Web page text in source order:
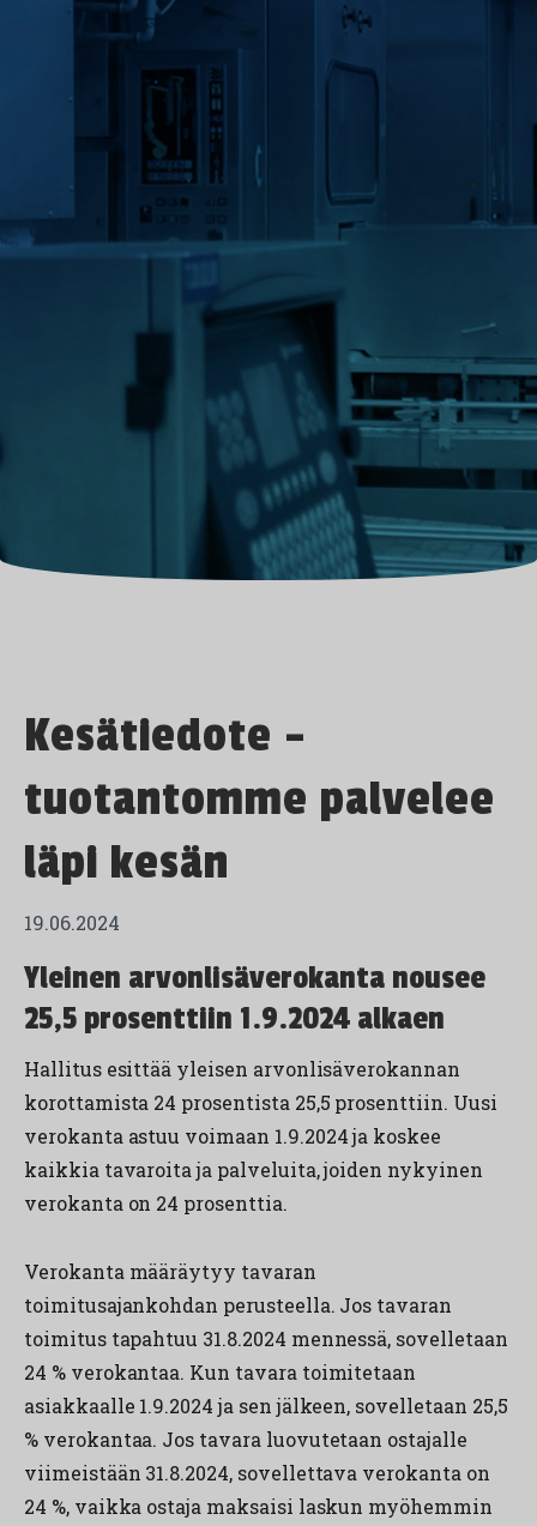
Kesätiedote –
tuotantomme palvelee
läpi kesän
19.06.2024
Yleinen arvonlisäverokanta nousee
25,5 prosenttiin 1.9.2024 alkaen
Hallitus esittää yleisen arvonlisäverokannan
korottamista 24 prosentista 25,5 prosenttiin. Uusi
verokanta astuu voimaan 1.9.2024 ja koskee
kaikkia tavaroita ja palveluita, joiden nykyinen
verokanta on 24 prosenttia.
Verokanta määräytyy tavaran
toimitusajankohdan perusteella. Jos tavaran
toimitus tapahtuu 31.8.2024 mennessä, sovelletaan
24 % verokantaa. Kun tavara toimitetaan
asiakkaalle 1.9.2024 ja sen jälkeen, sovelletaan 25,5
% verokantaa. Jos tavara luovutetaan ostajalle
viimeistään 31.8.2024, sovellettava verokanta on
24 %, vaikka ostaja maksaisi laskun myöhemmin